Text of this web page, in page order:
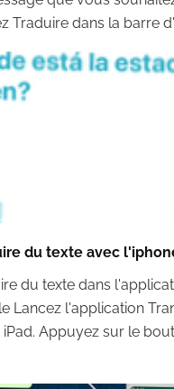
Traduire dans la barre
du texte avec
du texte dans
Lancez l'application
Appuyez sur le